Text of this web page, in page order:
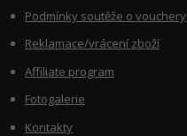
Podmínky soutěže o vouchery
Reklamace/vrácení zboží
Affiliate program
Fotogalerie
Kontakty